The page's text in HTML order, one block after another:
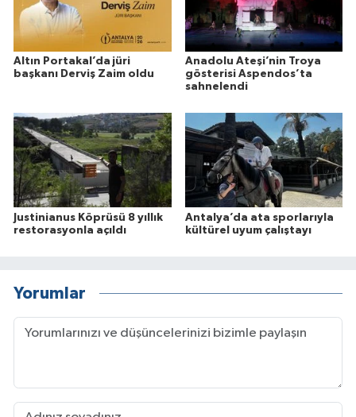
Altın Portakal’da jüri
başkanı Derviş Zaim oldu
Anadolu Ateşi’nin Troya
gösterisi Aspendos’ta
sahnelendi
Justinianus Köprüsü 8 yıllık
restorasyonla açıldı
Antalya’da ata sporlarıyla
kültürel uyum çalıştayı
Yorumlar